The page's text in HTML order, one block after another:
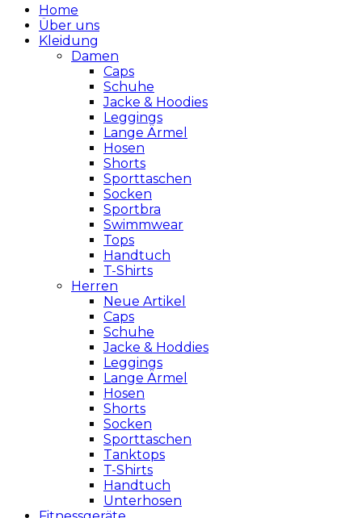
Home
Über uns
Kleidung
Damen
Caps
Schuhe
Jacke & Hoodies
Leggings
Lange Ärmel
Hosen
Shorts
Sporttaschen
Socken
Sportbra
Swimmwear
Tops
Handtuch
T-Shirts
Herren
Neue Artikel
Caps
Schuhe
Jacke & Hoddies
Leggings
Lange Ärmel
Hosen
Shorts
Socken
Sporttaschen
Tanktops
T-Shirts
Handtuch
Unterhosen